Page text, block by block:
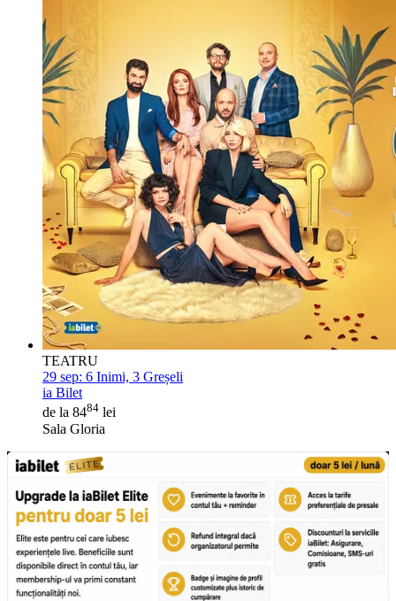
TEATRU
29 sep: 6 Inimi, 3 Greșeli
ia Bilet
de la 8484 lei
Sala Gloria